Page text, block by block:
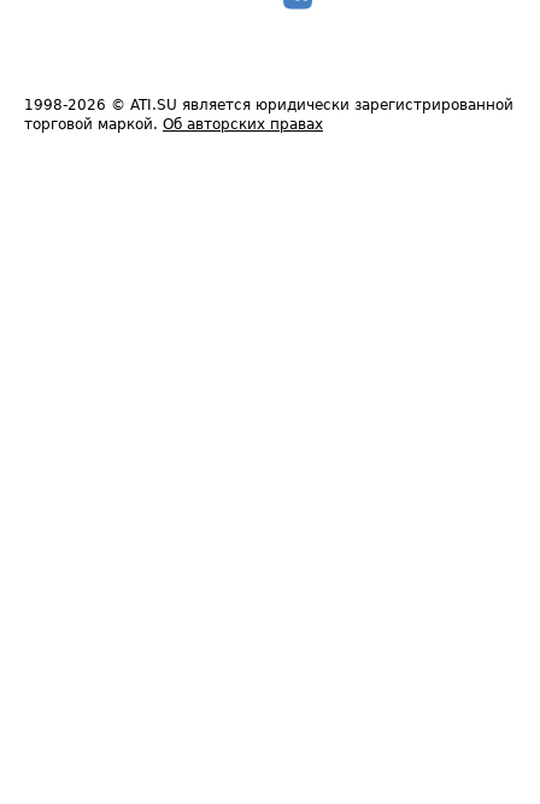
1998-2026 © ATI.SU является юридически зарегистрированной
торговой маркой. Об авторских правах